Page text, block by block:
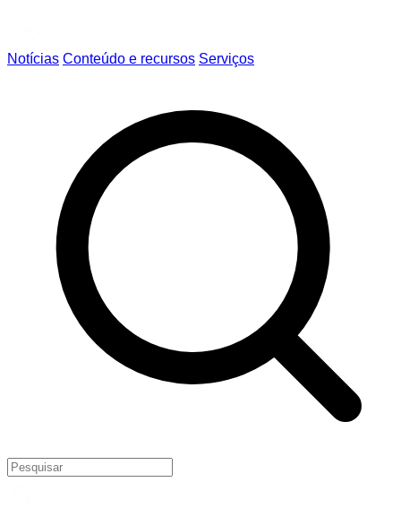
Notícias Conteúdo e recursos Serviços